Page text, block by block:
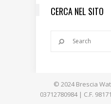
CERCA NEL SITO
© 2024 Brescia
03712780984 | C.F.